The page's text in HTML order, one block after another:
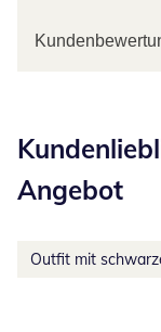
Angebot
Outfit mit